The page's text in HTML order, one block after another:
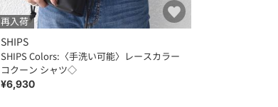
再入荷
SHIPS
SHIPS Colors:〈手洗い可能〉レースカラー
コクーン シャツ◇
¥6,930